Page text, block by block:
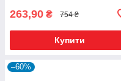
263,90 ₴ 754 ₴
Купити
–60%